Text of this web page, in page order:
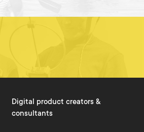
Digital product creators &
consultants